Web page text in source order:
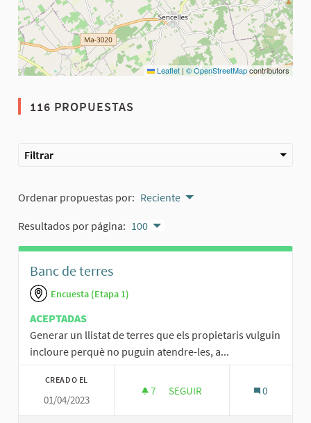
Leaflet | © OpenStreetMapcontributors
116 PROPUESTAS
Filtrar
Ordenar propuestas por: Reciente
Resultados por página: 100
Banc de terres
Encuesta (Etapa 1)
ACEPTADAS
Generar un llistat de terres que els propietaris vulguin
incloure perquè no puguin atendre-les, a...
CREADO EL
01/04/2023
7 7 SEGUIDORAS
SEGUIR 0